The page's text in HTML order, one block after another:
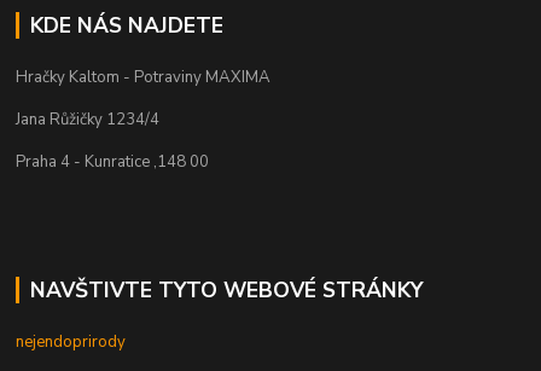
KDE NÁS NAJDETE
Hračky Kaltom - Potraviny MAXIMA
Jana Růžičky 1234/4
Praha 4 - Kunratice ,148 00
NAVŠTIVTE TYTO WEBOVÉ STRÁNKY
nejendoprirody